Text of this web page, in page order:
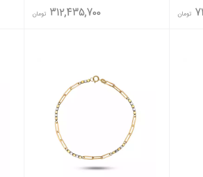
تومان 312,435,700 تومان